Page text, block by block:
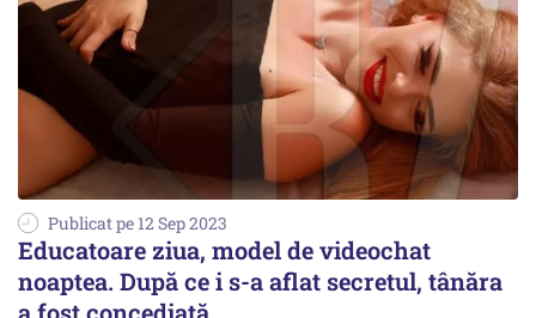
Publicat pe 12 Sep 2023
Educatoare ziua, model de videochat
noaptea. După ce i s-a aflat secretul, tânăra